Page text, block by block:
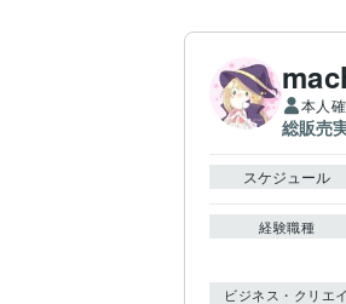
本人
総販売
スケジュール
経験職種
ビジネス・クリエイ